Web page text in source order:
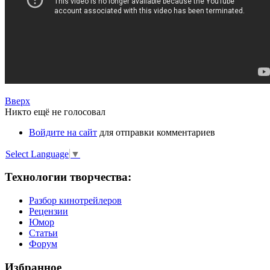
Вверх
Никто ещё не голосовал
Войдите на сайт для отправки комментариев
Select Language ▼
Технологии творчества:
Разбор кинотрейлеров
Рецензии
Юмор
Статьи
Форум
Избранное